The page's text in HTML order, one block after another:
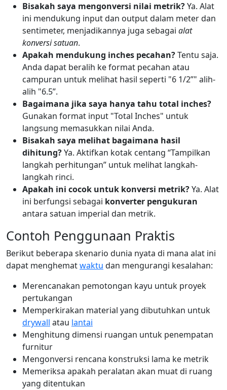
Bisakah saya mengonversi nilai metrik?Ya. Alat
ini mendukung input dan output dalam meter dan
sentimeter, menjadikannya juga sebagai alat
konversi satuan.
Apakah mendukung inches pecahan?Tentu saja.
Anda dapat beralih ke format pecahan atau
campuran untuk melihat hasil seperti "6 1/2”" alih-
alih "6.5”.
Bagaimana jika saya hanya tahu total inches?
Gunakan format input "Total Inches" untuk
langsung memasukkan nilai Anda.
Bisakah saya melihat bagaimana hasil
dihitung?Ya. Aktifkan kotak centang “Tampilkan
langkah perhitungan” untuk melihat langkah-
langkah rinci.
Apakah ini cocok untuk konversi metrik?Ya. Alat
ini berfungsi sebagai konverter pengukuran
antara satuan imperial dan metrik.
Contoh Penggunaan Praktis
Berikut beberapa skenario dunia nyata di mana alat ini
dapat menghematwaktu dan mengurangi kesalahan:
Merencanakan pemotongan kayu untuk proyek
pertukangan
Memperkirakan material yang dibutuhkan untuk
drywall atau lantai
Menghitung dimensi ruangan untuk penempatan
furnitur
Mengonversi rencana konstruksi lama ke metrik
Memeriksa apakah peralatan akan muat di ruang
yang ditentukan